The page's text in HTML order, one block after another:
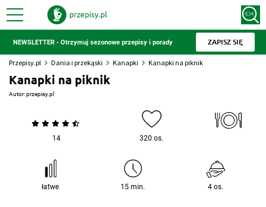
NEWSLETTER - Otrzymuj sezonowe przepisy i porady ZAPISZ SIĘ
Przepisy.pl Dania i przekąski Kanapki Kanapki na piknik
Kanapki na piknik
Autor:przepisy.pl
14 320 os.
łatwe 15 min. 4 os.